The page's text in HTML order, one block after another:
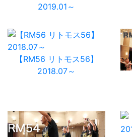
2019.01～
【RM56 リトモス56】
2018.07～